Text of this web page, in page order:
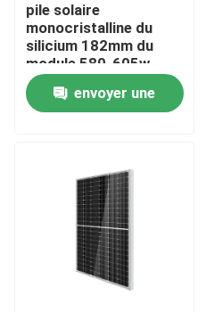
pile solaire
monocristalline du
silicium 182mm du
module 580-605w
envoyer une